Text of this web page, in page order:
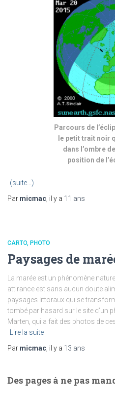
Parcours de
le petit trait noir
dans l’ombre
position de
(suite…)
Par micmac , il y a 11 ans
CARTO PHOTO
Paysages de
La marée est un phénomène
attirance est sans aucun doute
paysages littoraux qui se
tombé par hasard sur le site d’un
Marten, qui a fait des photos de
Lire la suite
Par micmac , il y a 13 ans
Des pages à ne pas